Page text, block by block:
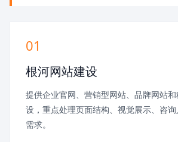
01
根河网站建设
提供企业官网、营销型网站、品牌网站
设，重点处理页面结构、视觉展示、咨
需求。